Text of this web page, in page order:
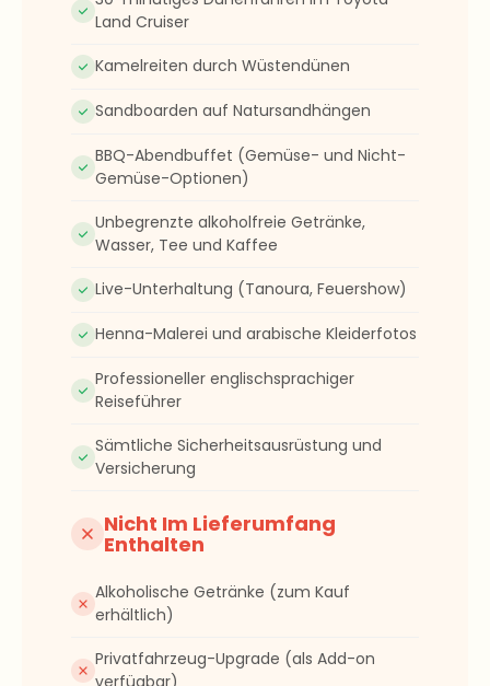
Gemüse-Optionen)
Unbegrenzte alkoholfreie Getränke,
Wasser, Tee und Kaffee
Reiseführer
Versicherung
Enthalten
erhältlich)
verfügbar)